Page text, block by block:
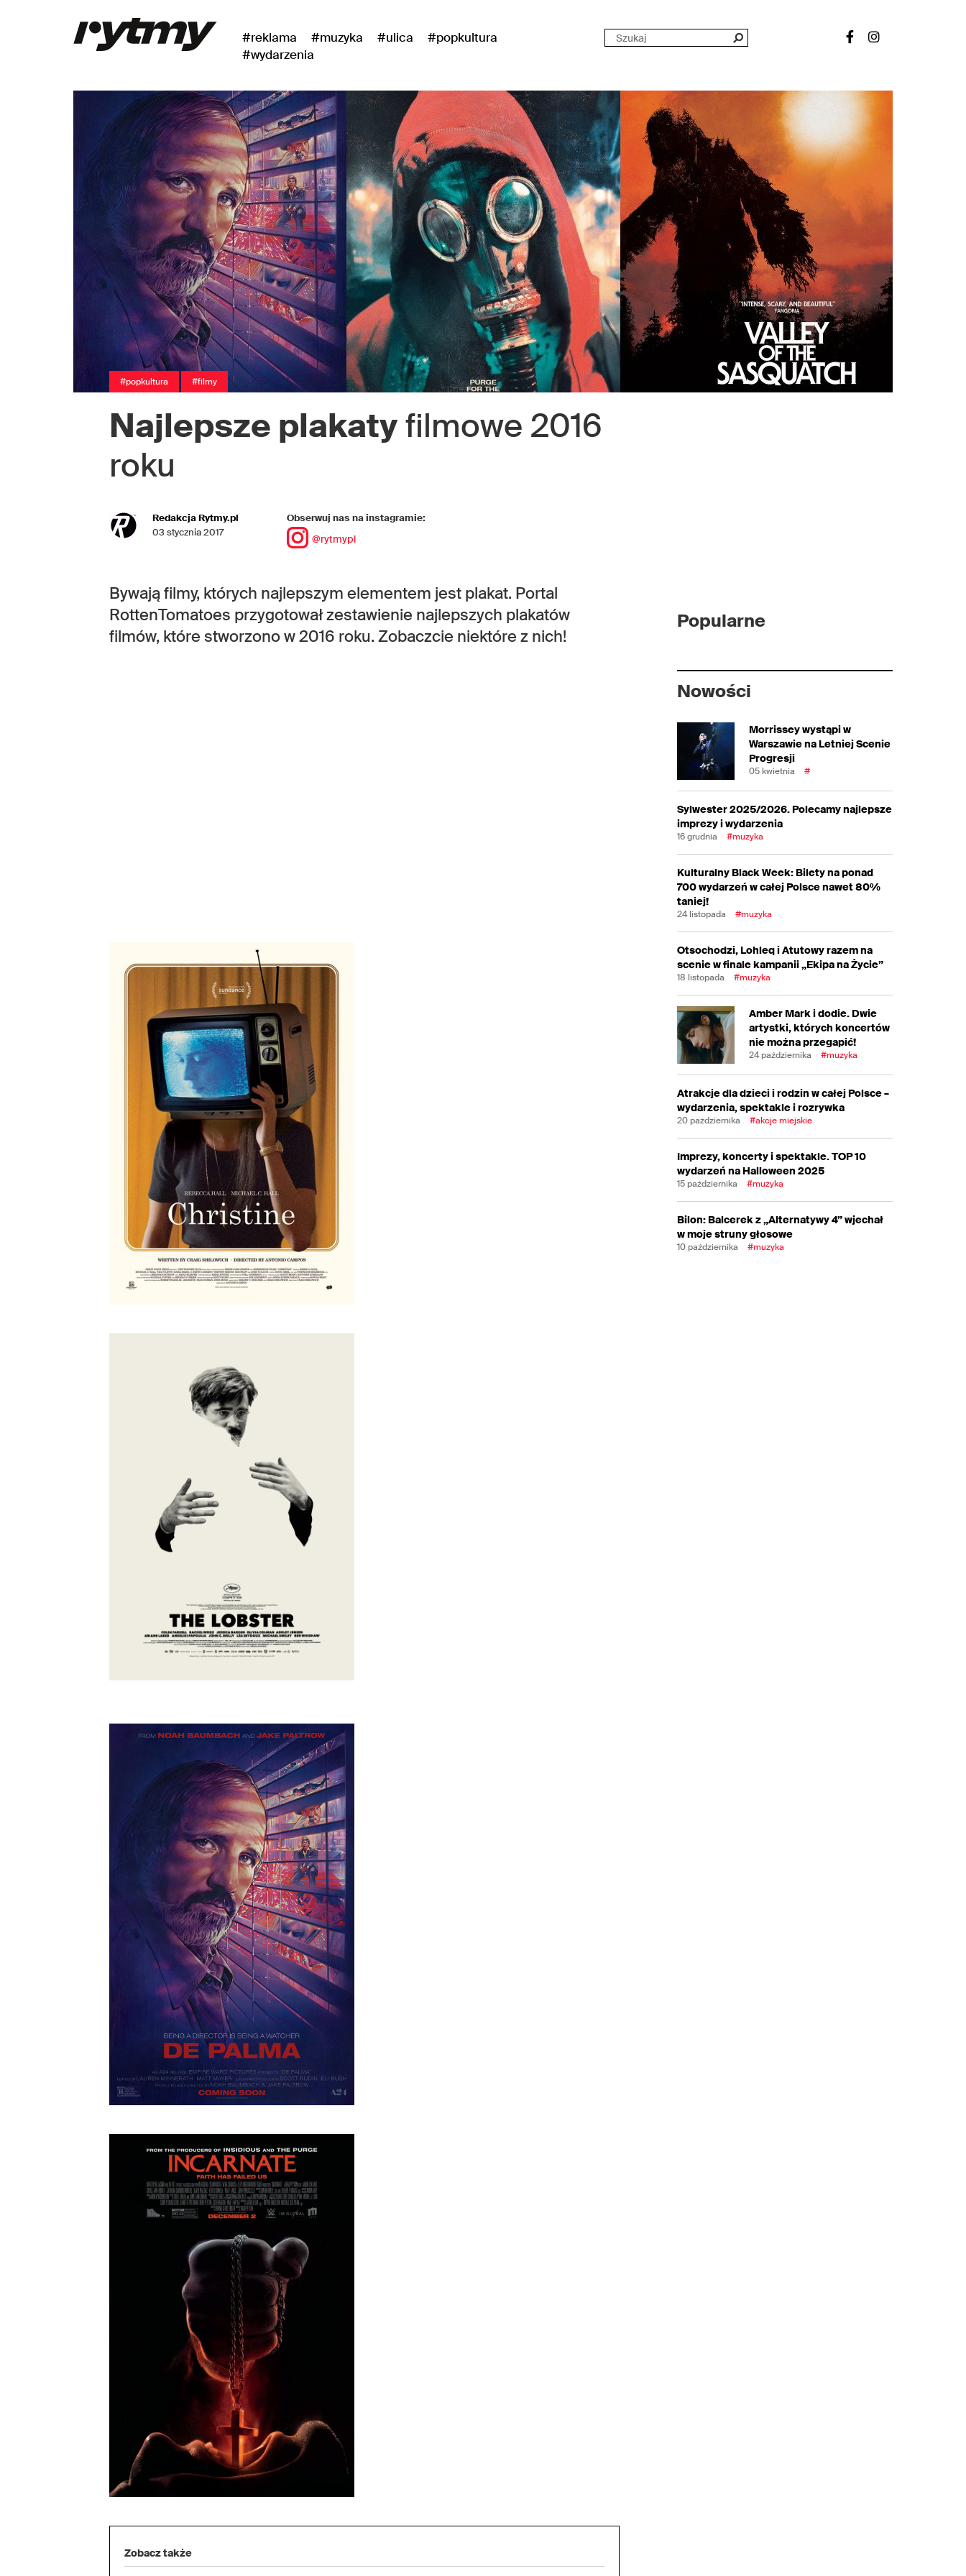
#reklama #muzyka #ulica
#popkultura
#wydarzenia
#popkultura #filmy
Najlepsze plakatyfilmowe 2016
roku
Redakcja Rytmy.pl
03 stycznia 2017
Obserwuj nas na instagramie:
@rytmypl
Bywają filmy, których najlepszym elementem jest plakat. Portal
RottenTomatoes przygotował zestawienie najlepszych plakatów
filmów, które stworzono w 2016 roku. Zobaczcie niektóre z nich!
Zobacz także
Popularne
Nowości
Morrissey wystąpi w
Warszawie na Letniej Scenie
Progresji
05 kwietnia #
Sylwester 2025/2026. Polecamy najlepsze
imprezy i wydarzenia
16 grudnia #muzyka
Kulturalny Black Week: Bilety na ponad
700 wydarzeń w całej Polsce nawet 80%
taniej!
24 listopada #muzyka
Otsochodzi, Lohleq i Atutowy razem na
scenie w finale kampanii „Ekipa na Życie”
18 listopada #muzyka
Amber Mark i dodie. Dwie
artystki, których koncertów
nie można przegapić!
24 października #muzyka
Atrakcje dla dzieci i rodzin w całej Polsce –
wydarzenia, spektakle i rozrywka
20 października #akcje miejskie
Imprezy, koncerty i spektakle. TOP 10
wydarzeń na Halloween 2025
15 października #muzyka
Bilon: Balcerek z „Alternatywy 4” wjechał
w moje struny głosowe
10 października #muzyka